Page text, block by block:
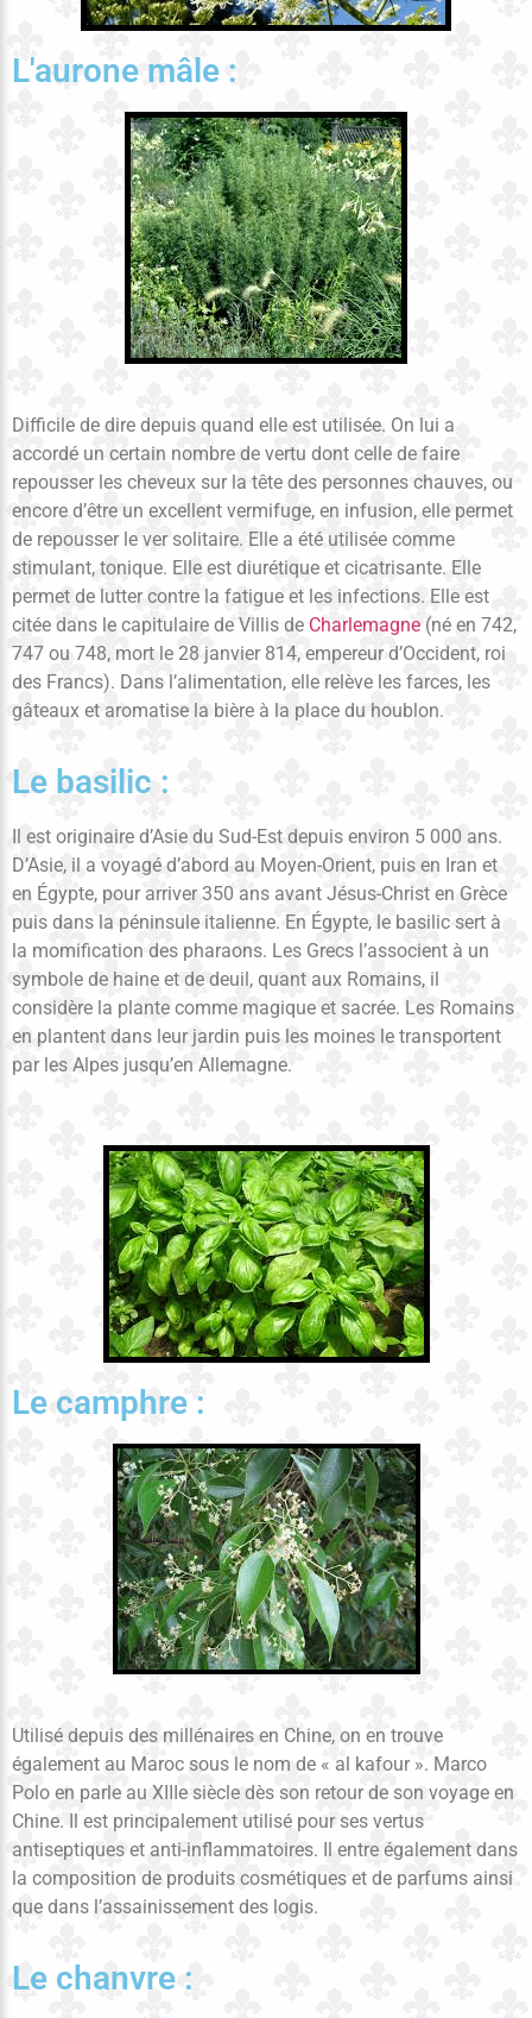
L'aurone mâle :
Difficile de dire depuis quand elle est utilisée. On lui a
accordé un certain nombre de vertu dont celle de faire
repousser les cheveux sur la tête des personnes chauves, ou
encore d’être un excellent vermifuge, en infusion, elle permet
de repousser le ver solitaire. Elle a été utilisée comme
stimulant, tonique. Elle est diurétique et cicatrisante. Elle
permet de lutter contre la fatigue et les infections. Elle est
citée dans le capitulaire de Villis de Charlemagne (né en 742,
747 ou 748, mort le 28 janvier 814, empereur d’Occident, roi
des Francs). Dans l’alimentation, elle relève les farces, les
gâteaux et aromatise la bière à la place du houblon.
Le basilic :
Il est originaire d’Asie du Sud-Est depuis environ 5 000 ans.
D’Asie, il a voyagé d’abord au Moyen-Orient, puis en Iran et
en Égypte, pour arriver 350 ans avant Jésus-Christ en Grèce
puis dans la péninsule italienne. En Égypte, le basilic sert à
la momification des pharaons. Les Grecs l’associent à un
symbole de haine et de deuil, quant aux Romains, il
considère la plante comme magique et sacrée. Les Romains
en plantent dans leur jardin puis les moines le transportent
par les Alpes jusqu’en Allemagne.
Le camphre :
Utilisé depuis des millénaires en Chine, on en trouve
également au Maroc sous le nom de « al kafour ». Marco
Polo en parle au XIIIe siècle dès son retour de son voyage en
Chine. Il est principalement utilisé pour ses vertus
antiseptiques et anti-inflammatoires. Il entre également dans
la composition de produits cosmétiques et de parfums ainsi
que dans l’assainissement des logis.
Le chanvre :